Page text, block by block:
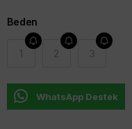
Beden
1 2 3
WhatsApp Destek